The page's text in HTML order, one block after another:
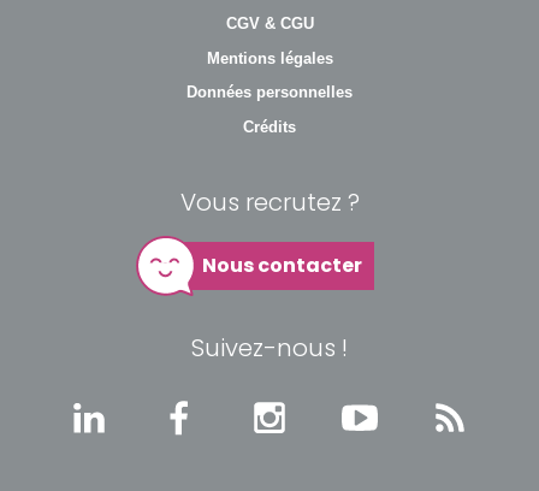
CGV & CGU
Mentions légales
Données personnelles
Crédits
Vous recrutez ?
Nous contacter
Suivez-nous !